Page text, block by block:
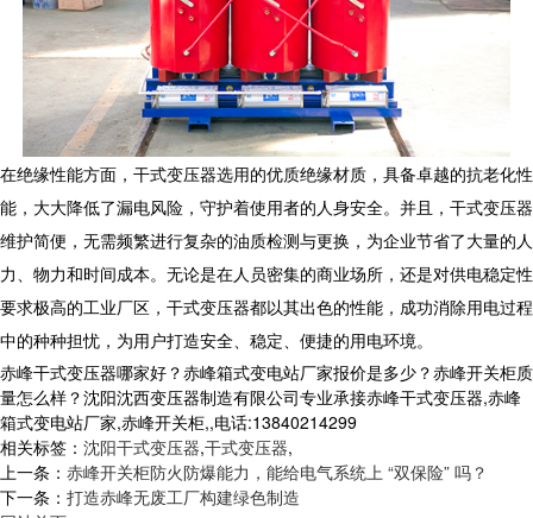
在绝缘性能方面， 干式变压器选用的优质绝缘材质，具备卓越的抗老化性
能，大大降低了漏电风险，守护着使用者的人身安全。并且， 干式变压器
维护简便，无需频繁进行复杂的油质检测与更换，为企业节省了大量的人
力、物力和时间成本。无论是在人员密集的商业场所，还是对供电稳定性
要求极高的工业厂区， 干式变压器都以其出色的性能，成功消除用电过程
中的种种担忧，为用户打造安全、稳定、便捷的用电环境。
赤峰干式变压器哪家好？赤峰箱式变电站厂家报价是多少？赤峰开关柜质
量怎么样？沈阳沈西变压器制造有限公司专业承接赤峰干式变压器,赤峰
箱式变电站厂家,赤峰开关柜,,电话:13840214299
相关标签： 沈阳干式变压器,干式变压器,
上一条： 赤峰开关柜防火防爆能力，能给电气系统上 “双保险” 吗？
下一条： 打造赤峰无废工厂构建绿色制造